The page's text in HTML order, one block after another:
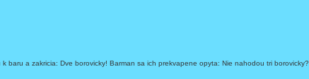
baru a zakricia: Dve borovicky! Barman sa ich prekvapene opyta: Nie nahodou tri